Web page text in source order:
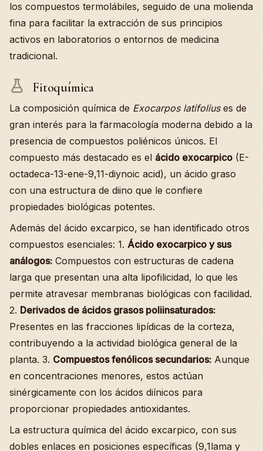
los compuestos termolábiles, seguido de una molienda
fina para facilitar la extracción de sus principios
activos en laboratorios o entornos de medicina
tradicional.
Fitoquímica
La composición química de Exocarpos latifoliuses de
gran interés para la farmacología moderna debido a la
presencia de compuestos poliénicos únicos. El
compuesto más destacado es el ácido exocarpico (E-
octadeca-13-ene-9,11-diynoic acid), un ácido graso
con una estructura de diino que le confiere
propiedades biológicas potentes.
Además del ácido excarpico, se han identificado otros
compuestos esenciales: 1. Ácido exocarpico y sus
análogos: Compuestos con estructuras de cadena
larga que presentan una alta lipofilicidad, lo que les
permite atravesar membranas biológicas con facilidad.
2. Derivados de ácidos grasos poliinsaturados:
Presentes en las fracciones lipídicas de la corteza,
contribuyendo a la actividad biológica general de la
planta. 3. Compuestos fenólicos secundarios: Aunque
en concentraciones menores, estos actúan
sinérgicamente con los ácidos diínicos para
proporcionar propiedades antioxidantes.
La estructura química del ácido excarpico, con sus
dobles enlaces en posiciones específicas (9,1lama y